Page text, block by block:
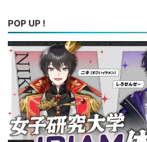
POP UP !